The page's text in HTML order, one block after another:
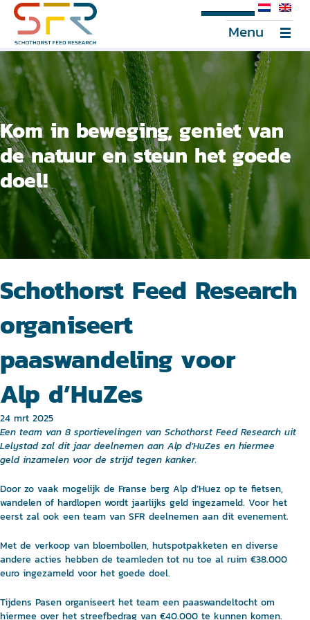
SFR Portal
Menu
Kom in beweging, geniet van
de natuur en steun het goede
doel!
Schothorst Feed Research
organiseert
paaswandeling voor
Alp d’HuZes
24 mrt 2025
Een team van 8 sportievelingen van Schothorst Feed Research uit
Lelystad zal dit jaar deelnemen aan Alp d’HuZes en hiermee
geld inzamelen voor de strijd tegen kanker.
Door zo vaak mogelijk de Franse berg Alp d’Huez op te fietsen,
wandelen of hardlopen wordt jaarlijks geld ingezameld. Voor het
eerst zal ook een team van SFR deelnemen aan dit evenement.
Met de verkoop van bloembollen, hutspotpakketen en diverse
andere acties hebben de teamleden tot nu toe al ruim €38.000
euro ingezameld voor het goede doel.
Tijdens Pasen organiseert het team een paaswandeltocht om
hiermee over het streefbedrag van €40.000 te kunnen komen.